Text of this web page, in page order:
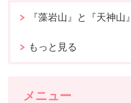
『藻岩山』と『天神山』
もっと見る
メニュー